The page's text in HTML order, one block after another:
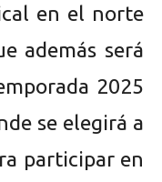
en el norte
además será
2025
se elegirá a
participar en